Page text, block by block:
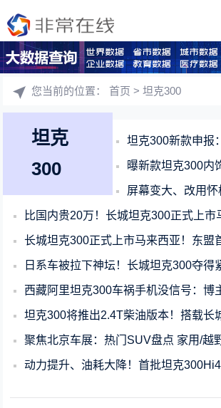
您当前的位置：首页 > 坦克300
坦克
300
坦克300新款申报：换装2.4T柴油发动机 脱困攀爬性
曝新款坦克300内饰谍照 官方辟谣：测试车辆
屏幕变大、改用怀档：新款坦克300内饰谍照
比国内贵20万！长城坦克300正式上市马来
长城坦克300正式上市马来西亚！东盟首个CKD项目即
日系车被拉下神坛！长城坦克300夺得紧凑型SUV保值率第
西藏阿里坦克300车祸手机没信号：博主用华为Pura 70 Ultra卫星
坦克300将推出2.4T柴油版本！搭载长城炮、山海炮同款
聚焦北京车展：热门SUV盘点 家用/越野全在行 它们可以
动力提升、油耗大降！首批坦克300Hi4-T上市